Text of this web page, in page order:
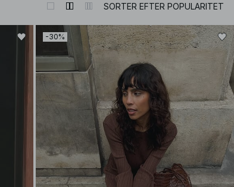
SORTER EFTER POPULARITET
-30%